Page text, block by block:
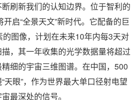
刷新我们的认知边界。位于智利的
开启“全景天文”新时代。它配备的巨
图像，计划在未来10年内每3天对
，其一年收集的光学数据量将超过
细的宇宙三维图谱。在中国，500
天眼”，作为世界最大单口径射电望
最深处的信号。